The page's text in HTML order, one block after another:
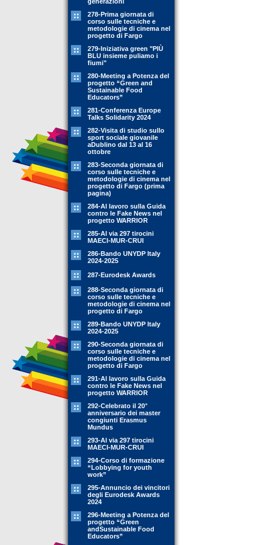
278-Prima giornata di
corso sulle tecniche e
metodologie di cinema nel
progetto di Fargo
279-Iniziativa green "PIÙ
BLU insieme puliamo i
fiumi"
280-Meeting a Potenza del
progetto “Green and
Sustainable Food
Educators”
281-Conferenza Europe
Talks Solidarity 2024
282-Visita di studio sullo
sport sociale giovanile
aDublino dal 13 al 16
ottobre
283-Seconda giornata di
corso sulle tecniche e
metodologie di cinema nel
progetto di Fargo (prima
pagina)
284-Al lavoro sulla Guida
contro le Fake News nel
progetto WARRIOR
285-Al via 297 tirocini
MAECI-MUR-CRUI
286-Bando UNYDP Italy
2024-2025
287-Eurodesk Awards
288-Seconda giornata di
corso sulle tecniche e
metodologie di cinema nel
progetto di Fargo
289-Bando UNYDP Italy
2024-2025
290-Seconda giornata di
corso sulle tecniche e
metodologie di cinema nel
progetto di Fargo
291-Al lavoro sulla Guida
contro le Fake News nel
progetto WARRIOR
292-Celebrato il 20°
anniversario dei master
congiunti Erasmus
Mundus
293-Al via 297 tirocini
MAECI-MUR-CRUI
294-Corso di formazione
“Lobbying for youth
work”
295-Annuncio dei vincitori
degli Eurodesk Awards
2024
296-Meeting a Potenza del
progetto “Green
andSustainable Food
Educators”